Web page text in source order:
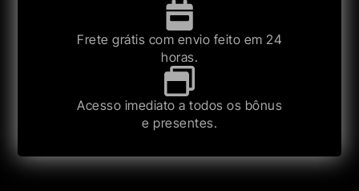
Frete grátis com envio feito em 24
horas.
Acesso imediato a todos os bônus
e presentes.